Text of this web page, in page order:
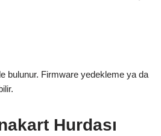
bulunur. Firmware yedekleme ya da
Hurdası